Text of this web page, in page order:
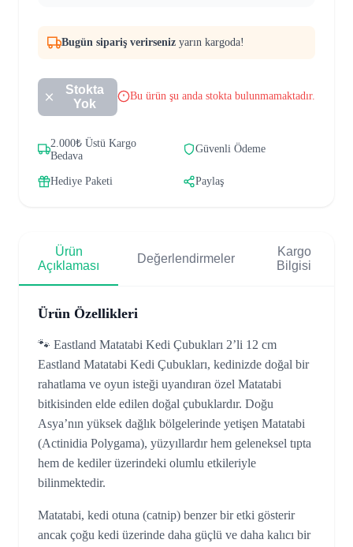
Bugün sipariş verirseniz yarın kargoda!
Stokta
Yok
Bu ürün şu anda stokta bulunmamaktadır.
2.000₺ Üstü Kargo
Bedava
Güvenli Ödeme
Hediye Paketi Paylaş
Ürün
Açıklaması
Değerlendirmeler
Kargo
Bilgisi
Ürün Özellikleri
🐾 Eastland Matatabi Kedi Çubukları 2’li 12 cm
Eastland Matatabi Kedi Çubukları, kedinizde doğal bir
rahatlama ve oyun isteği uyandıran özel Matatabi
bitkisinden elde edilen doğal çubuklardır. Doğu
Asya’nın yüksek dağlık bölgelerinde yetişen Matatabi
(Actinidia Polygama), yüzyıllardır hem geleneksel tıpta
hem de kediler üzerindeki olumlu etkileriyle
bilinmektedir.
Matatabi, kedi otuna (catnip) benzer bir etki gösterir
ancak çoğu kedi üzerinde daha güçlü ve daha kalıcı bir